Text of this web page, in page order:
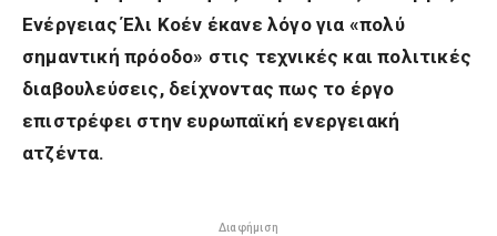
Ενέργειας Έλι Κοέν έκανε λόγο για «πολύ
σημαντική πρόοδο» στις τεχνικές και πολιτικές
διαβουλεύσεις, δείχνοντας πως το έργο
επιστρέφει στην ευρωπαϊκή ενεργειακή
ατζέντα.
Διαφήμιση